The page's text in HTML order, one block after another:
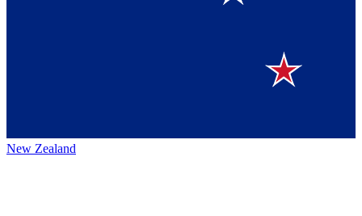
New Zealand